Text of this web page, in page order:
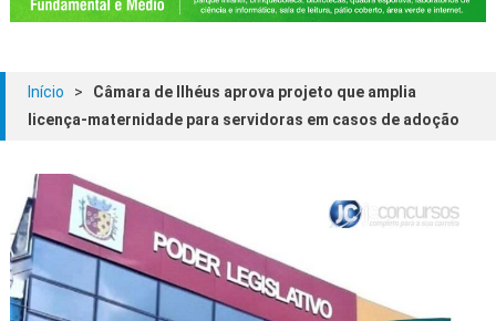
Início >
Câmara de Ilhéus aprova projeto que amplia
licença-maternidade para servidoras em casos de adoção